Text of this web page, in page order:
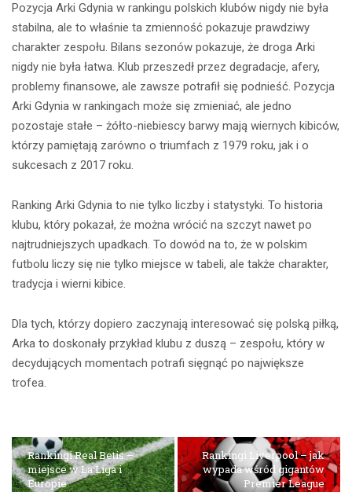
Pozycja Arki Gdynia w rankingu polskich klubów nigdy nie była
stabilna, ale to właśnie ta zmienność pokazuje prawdziwy
charakter zespołu. Bilans sezonów pokazuje, że droga Arki
nigdy nie była łatwa. Klub przeszedł przez degradacje, afery,
problemy finansowe, ale zawsze potrafił się podnieść. Pozycja
Arki Gdynia w rankingach może się zmieniać, ale jedno
pozostaje stałe – żółto-niebiescy barwy mają wiernych kibiców,
którzy pamiętają zarówno o triumfach z 1979 roku, jak i o
sukcesach z 2017 roku.
Ranking Arki Gdynia to nie tylko liczby i statystyki. To historia
klubu, który pokazał, że można wrócić na szczyt nawet po
najtrudniejszych upadkach. To dowód na to, że w polskim
futbolu liczy się nie tylko miejsce w tabeli, ale także charakter,
tradycja i wierni kibice.
Dla tych, którzy dopiero zaczynają interesować się polską piłką,
Arka to doskonały przykład klubu z duszą – zespołu, który w
decydujących momentach potrafi sięgnąć po największe
trofea.
Rankingi Real Betis –
miejsce w La Liga i
Europie
Rankingi Liverpool – jak
wypada wśród gigantów
Premier League